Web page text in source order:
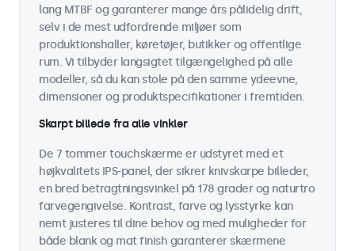
lang MTBF og garanterer mange års pålidelig drift,
selv i de mest udfordrende miljøer som
produktionshaller, køretøjer, butikker og offentlige
rum. Vi tilbyder langsigtet tilgængelighed på alle
modeller, så du kan stole på den samme ydeevne,
dimensioner og produktspecifikationer i fremtiden.
Skarpt billede fra alle vinkler
De 7 tommer touchskærme er udstyret med et
højkvalitets IPS-panel, der sikrer knivskarpe billeder,
en bred betragtningsvinkel på 178 grader og naturtro
farvegengivelse. Kontrast, farve og lysstyrke kan
nemt justeres til dine behov og med muligheder for
både blank og mat finish garanterer skærmene